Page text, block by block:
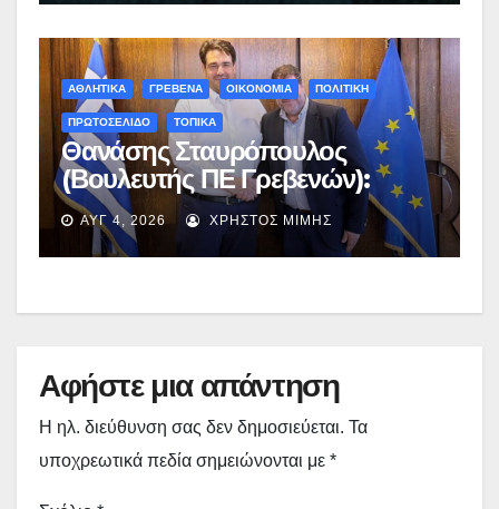
ΑΘΛΗΤΙΚΑ ΓΡΕΒΕΝΑ ΟΙΚΟΝΟΜΙΑ ΠΟΛΙΤΙΚΗ
ΠΡΩΤΟΣΕΛΙΔΟ ΤΟΠΙΚΑ
Θανάσης Σταυρόπουλος
(Βουλευτής ΠΕ Γρεβενών):
Έκτακτη χρηματοδότηση
400.000€ για επιπλέον
εργασίες στο Δημοτικό Στάδιο
ΑΥΓ 4, 2026 ΧΡΉΣΤΟΣ ΜΊΜΗΣ
Αφήστε μια απάντηση
Η ηλ. διεύθυνση σας δεν δημοσιεύεται. Τα
υποχρεωτικά πεδία σημειώνονται με *